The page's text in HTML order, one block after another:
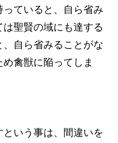
ていると、自ら省み
聖賢の域にも達する
自ら省みることがな
禽獣に陥ってしま
いう事は、間違いを